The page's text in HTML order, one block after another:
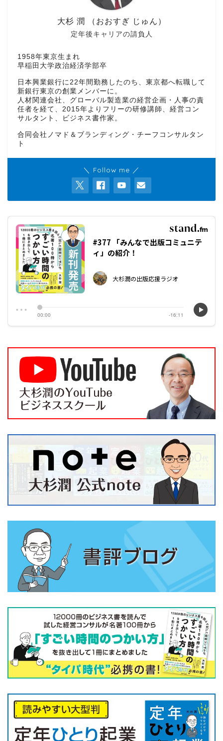
定年後キャリアの請負人
大杉 潤 （おおすぎ じゅん）
1958年東京生まれ
早稲田大学政治経済学部卒
日本興業銀行に22年間勤務したのち、東京都へ転職して
新銀行東京の創業メンバーに。
人材関連会社、グローバル製造業の経営企画・人事の責
任者を経て、2015年よりフリーの研修講師、経営コン
サルタント、ビジネス書作家。
合同会社ノマド＆ブランディング・チーフコンサルタン
ト
＼ Follow me ／